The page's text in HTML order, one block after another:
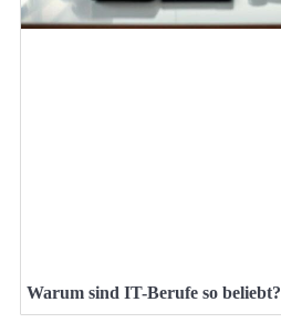
Warum sind IT-Berufe so beliebt?